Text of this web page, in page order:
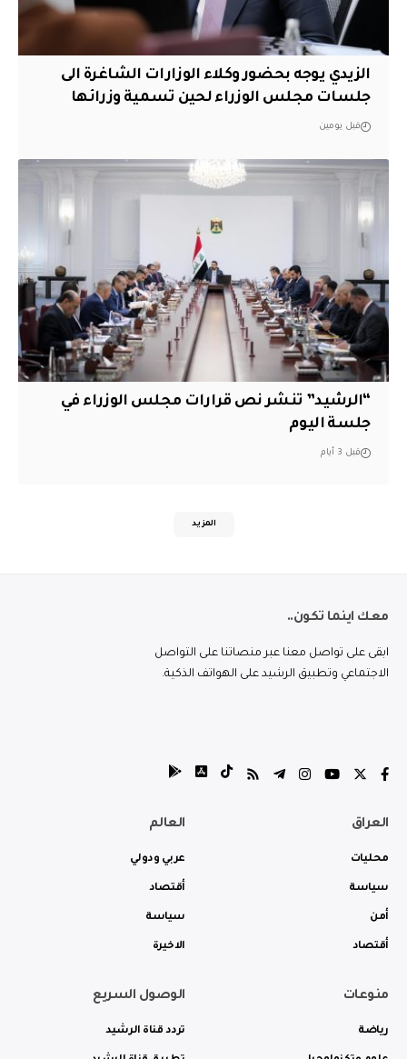
الزيدي يوجه بحضور وكلاء الوزارات الشاغرة الى
جلسات مجلس الوزراء لحين تسمية وزرائها
قبل يومين
“الرشيد” تنشر نص قرارات مجلس الوزراء في
جلسة اليوم
قبل 3 أيام
المزيد
معك اينما تكون..
ابقى على تواصل معنا عبر منصاتنا على التواصل
الاجتماعي وتطبيق الرشيد على الهواتف الذكية.
العراق
محليات
سياسة
أمن
أقتصاد
العالم
عربي ودولي
أقتصاد
سياسة
الاخيرة
منوعات
رياضة
الوصول السريع
تردد قناة الرشيد